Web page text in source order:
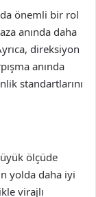
da önemli bir rol
anında daha
direksiyon
anında
standartlarını
ölçüde
yolda daha iyi
virajlı